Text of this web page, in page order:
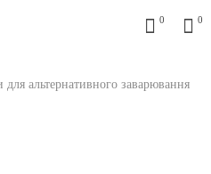
0 0
для альтернативного заварювання